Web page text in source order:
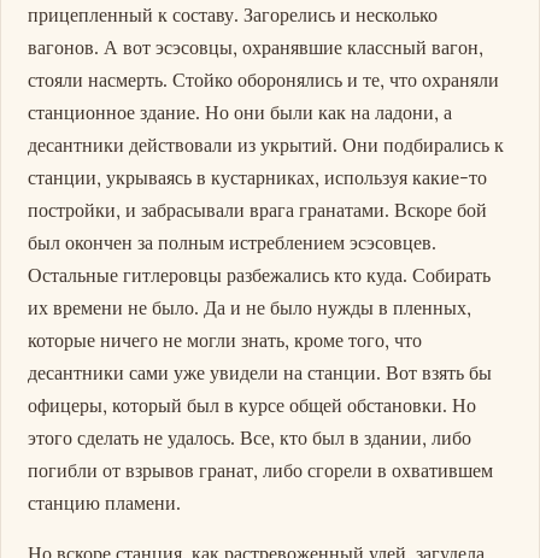
прицепленный к составу. Загорелись и несколько
вагонов. А вот эсэсовцы, охранявшие классный вагон,
стояли насмерть. Стойко оборонялись и те, что охраняли
станционное здание. Но они были как на ладони, а
десантники действовали из укрытий. Они подбирались к
станции, укрываясь в кустарниках, используя какие-то
постройки, и забрасывали врага гранатами. Вскоре бой
был окончен за полным истреблением эсэсовцев.
Остальные гитлеровцы разбежались кто куда. Собирать
их времени не было. Да и не было нужды в пленных,
которые ничего не могли знать, кроме того, что
десантники сами уже увидели на станции. Вот взять бы
офицеры, который был в курсе общей обстановки. Но
этого сделать не удалось. Все, кто был в здании, либо
погибли от взрывов гранат, либо сгорели в охватившем
станцию пламени.
Но вскоре станция, как растревоженный улей, загудела